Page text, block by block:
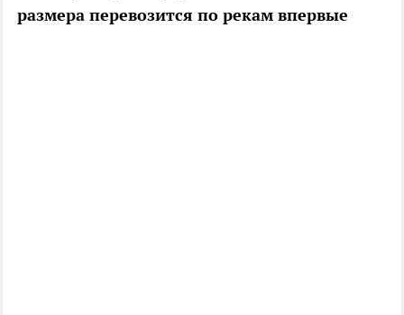
размера перевозится по рекам впервые